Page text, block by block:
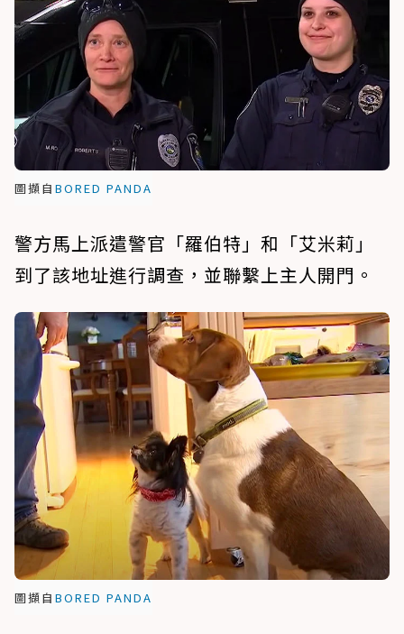
圖擷自 BORED PANDA
警方馬上派遣警官「羅伯特」和「艾米莉」
到了該地址進行調查，並聯繫上主人開門。
圖擷自 BORED PANDA